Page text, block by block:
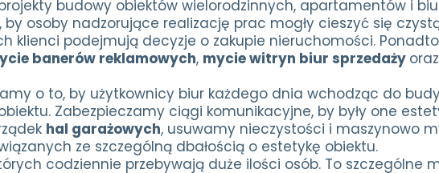
budowy obiektów wielorodzinnych, apartamentów i
, by osoby nadzorujące realizację prac mogły cieszyć się
klienci podejmują decyzje o zakupie nieruchomości.
banerów reklamowych, mycie witryn biur sprzedaży oraz
o to, by użytkownicy biur każdego dnia wchodząc do
Zabezpieczamy ciągi komunikacyjne, by były one
hal garażowych, usuwamy nieczystości i maszynowo
ze szczególną dbałością o estetykę obiektu.
codziennie przebywają duże ilości osób. To szczególne